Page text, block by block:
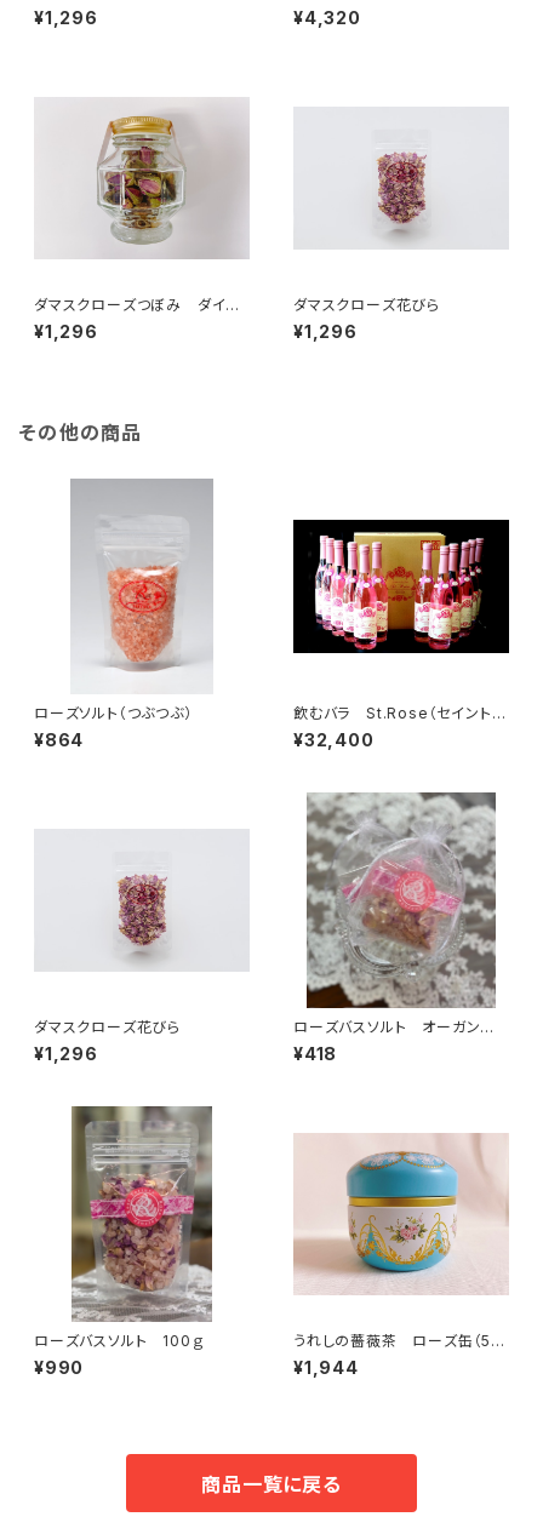
¥1,296 薔薇茶 ローズ缶ギフトセット
¥4,320
ダマスクローズつぼみ ダイヤ
モンド瓶
¥1,296
ダマスクローズ花びら
¥1,296
その他の商品
ローズソルト（つぶつぶ）
¥864
飲むバラ St.Rose（セイントロ
ーズ）
¥32,400
ダマスクローズ花びら
¥1,296
ローズバスソルト オーガンジ
ー入 25ｇ
¥418
ローズバスソルト 100ｇ
¥990
うれしの薔薇茶 ローズ缶（5
P）
¥1,944
商品一覧に戻る